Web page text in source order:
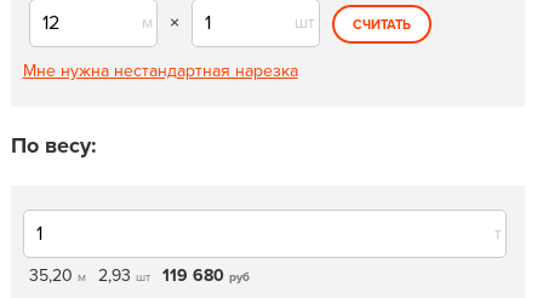
м × шт СЧИТАТЬ
Мне нужна нестандартная нарезка
По весу:
т
35,20 м 2,93 шт 119 680 руб